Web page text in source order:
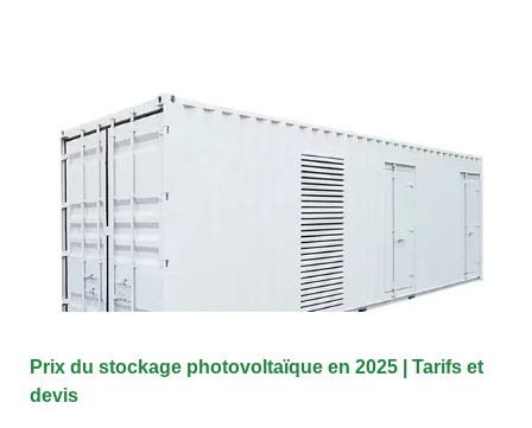
Prix du stockage photovoltaïque en 2025 | Tarifs et
devis